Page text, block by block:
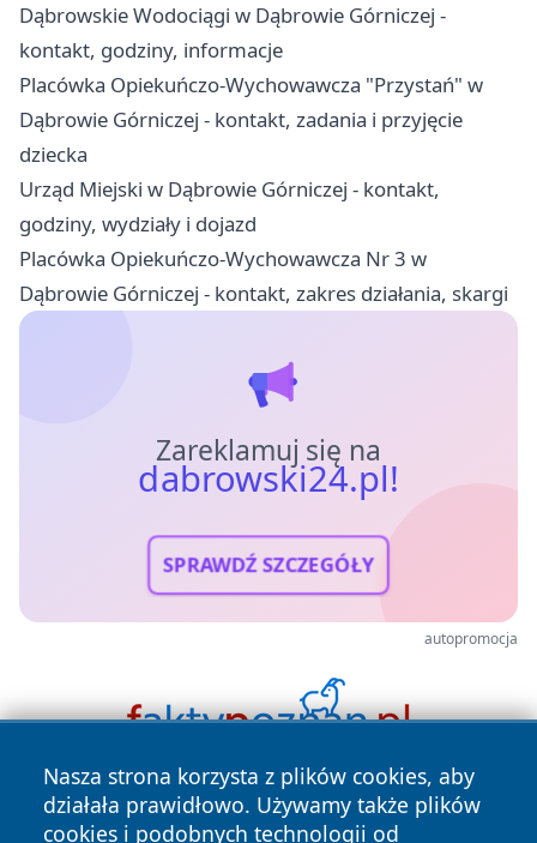
Dąbrowskie Wodociągi w Dąbrowie Górniczej -
kontakt, godziny, informacje
Placówka Opiekuńczo-Wychowawcza "Przystań" w
Dąbrowie Górniczej - kontakt, zadania i przyjęcie
dziecka
Urząd Miejski w Dąbrowie Górniczej - kontakt,
godziny, wydziały i dojazd
Placówka Opiekuńczo-Wychowawcza Nr 3 w
Dąbrowie Górniczej - kontakt, zakres działania, skargi
Zareklamuj się na
dabrowski24.pl!
SPRAWDŹ SZCZEGÓŁY
autopromocja
Nasza strona korzysta z plików cookies, aby
działała prawidłowo. Używamy także plików
cookies i podobnych technologii od